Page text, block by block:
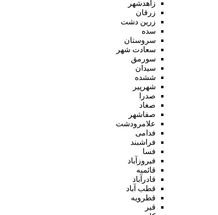
زاهدشهر
زرقان
زرین دشت
سده
سروستان
سعادت شهر
سورمق
سیدان
ششده
شهرپیر
صدرا
صغاد
صفاشهر
علامرودشت
فدامی
فراشبند
فسا
فیروزآباد
قائمیه
قادرآباد
قطب آباد
قطرویه
قیر